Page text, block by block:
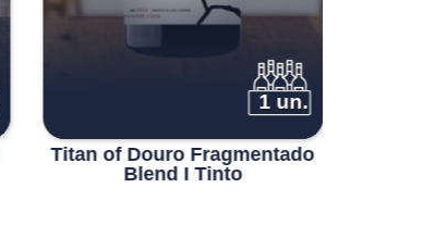
1 un.
Titan of Douro Fragmentado
Blend I Tinto